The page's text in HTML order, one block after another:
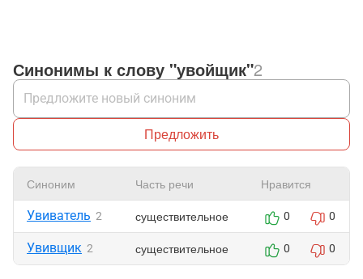
Синонимы к слову "увойщик"2
Предложить
Синоним Часть речи Нравится
Увиватель 2 существительное 0 0
Увивщик 2 существительное 0 0